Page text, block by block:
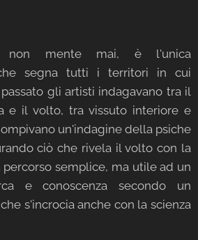
non mente mai, è l'unica
che segna tutti i territori in cui
gli artisti indagavano tra il
e il volto, tra vissuto interiore e
un'indagine della psiche
ciò che rivela il volto con la
percorso semplice, ma utile ad un
e conoscenza secondo un
s'incrocia anche con la scienza